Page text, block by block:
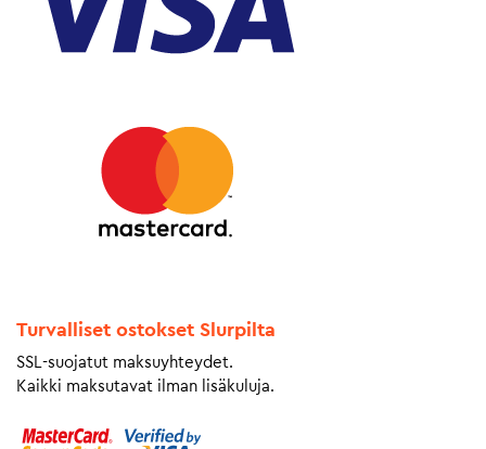
Turvalliset ostokset Slurpilta
SSL-suojatut maksuyhteydet.
Kaikki maksutavat ilman lisäkuluja.